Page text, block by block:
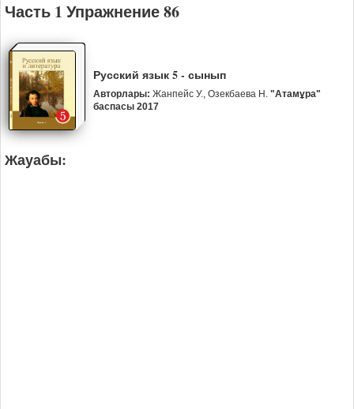
Часть 1 Упражнение 86
Русский язык 5 - сынып
Авторлары: Жанпейс У., Озекбаева Н. "Атамұра"
баспасы 2017
Жауабы: